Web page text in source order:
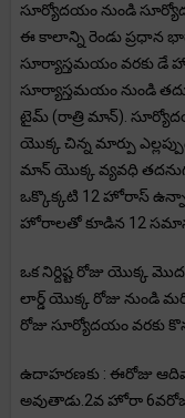
సూర్యోదయం నుండి
ఈ కాలాన్ని రెండు ప్రధాన
సూర్యాస్తమయం వరకు
సూర్యాస్తమయం నుండి
టైమ్ (రాత్రి మాన్).
యొక్క చిన్న మార్పు
మాన్ యొక్క వ్యవధి
ఒక్కొక్కటి 12 హోరాస్
హోరాలతో కూడిన 12
ఒక నిర్దిష్ట రోజు యొక్క
లార్డ్ యొక్క రోజు నుండి
రోజు సూర్యోదయం వరకు
ఉదాహరణకు : ఈరోజు
అవుతాడు.2వ హోరా